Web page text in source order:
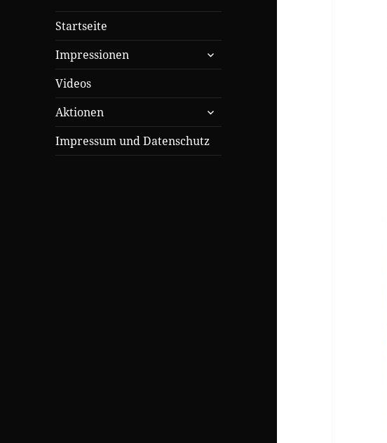
Startseite
Impressionen
untermenü
öffnen
Videos
Aktionen
untermenü
öffnen
Impressum und Datenschutz